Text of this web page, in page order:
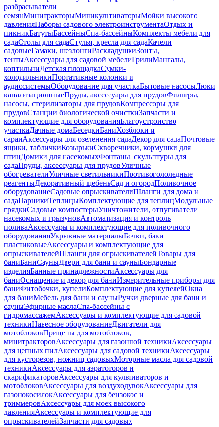
разбрасыватели
семянМинитракторыМиникультиваторыМойки высокого
давленияНаборы садового электроинструментаОтдых и
пикникБатутыБассейныСпа-бассейныКомплекты мебели для
садаСтолы для садаСтулья, кресла для садаКачели
садовыеГамаки, шезлонгиРаскладушкиЗонты,
тентыАксессуары для садовой мебелиГрилиМангалы,
коптильниДетская площадкаСумки-
холодильникиПортативные колонки и
аудиосистемыОборудование для участкаБытовые насосыЛюки
канализационныеПруды, аксессуары для прудовФильтры,
насосы, стерилизаторы для прудовКомпрессоры для
прудовСтанции биологической очисткиЗапчасти и
комплектующие для оборудованияБлагоустройство
участкаДачные домаБеседкиБаниХозблоки и
сараиАксессуары для озеленения садаДекор для садаПочтовые
ящики, табличкиКозырькиСкворечники, кормушки для
птицДомики для насекомыхФонтаны, скульптуры для
садаПруды, аксессуары для прудовУличные
обогревателиУличные светильникиПротивогололедные
реагентыДекоративный щебеньСад и огородПоливочное
оборудованиеСадовые опрыскивателиШланги для дома и
садаПарникиТеплицыКомплектующие для теплицМодульные
грядкиСадовые компостерыУничтожители, отпугиватели
насекомых и грызуновАвтоматизация и контроль
поливаАксессуары и комплектующие для поливочного
оборудованияУкрывные материалыБочки, баки
пластиковыеАксессуары и комплектующие для
опрыскивателейШланги для опрыскивателейТовары для
баниБаниСауныДвери для бани и сауныБондарные
изделияБанные принадлежностиАксессуары для
баниОснащение и декор для баниИзмерительные приборы для
баниФитобочки, купелиКомплектующие для купелейОкна
для баниМебель для бани и сауныРучки дверные для бани и
сауныЭфирные маслаСпа-бассейны с
гидромассажемАксессуары и комплектующие для садовой
техникиНавесное оборудованиеДвигатели для
мотоблоковПрицепы для мотоблоков,
минитракторовАксессуары для газонной техникиАксессуары
для цепных пилАксессуары для садовой техникиАксессуары
для кусторезов, ножниц садовыхМоторные масла для садовой
техникиАксессуары для аэратоторов и
скарификаторовАксессуары для культиваторов и
мотоблоковАксессуары для воздуходувокАксессуары для
газонокосилокАксессуары для бензокос и
триммеровАксессуары для моек высокого
давленияАксессуары и комплектующие для
опрыскивателейЗапчасти для садовых